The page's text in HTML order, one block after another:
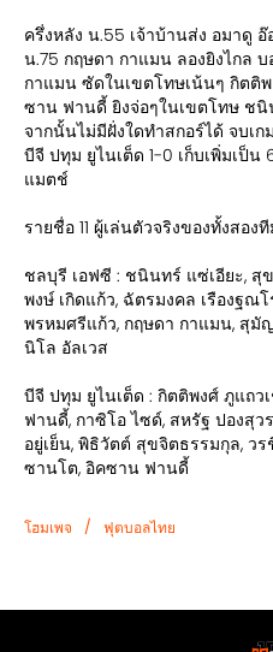
ครึ่งหลัง น.55 เจ้าบ้านส่ง อมาดู
น.75 กฤษดา กาแมน ลองยิงไกล
กาแมน ซัดในเขตโทษเน้นๆ กิตติ
ซาน ฟานดี้ ยิงจ่อๆในเขตโทษ ชนิ
จากนั้นไม่มีฝั่งใดทำสกอร์ได้ จบเ
บีจี ปทุม ยูไนเต็ด 1-0 เก็บเพิ่มเป็
แมตช์
รายชื่อ 11 ผู้เล่นตัวจริงของทั้งสอง
ชลบุรี เอฟซี : ชนินทร์ แซ่เอียะ, สุ
พงษ์ เกิดแก้ว, ฉัตรมงคล เรืองฐ
พรหมศรีแก้ว, กฤษดา กาแมน, สุ
นิโล อัลเวส
บีจี ปทุม ยูไนเต็ด : กิตติพงศ์ ภูแถว
ฟานดี้, กาซิโอ ไซด์, สหรัฐ ปองสุ
อยู่เย็น, พิธิวัตต์ สุขจิตธรรมกุล, ว
ซานโต, อิคซาน ฟานดี้
โฮมเพจ / ฟุตบอลไทย